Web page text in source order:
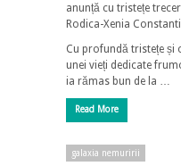
anunță cu tristețe
Rodica-Xenia
Cu profundă tristețe și
unei vieți dedicate
ia rămas bun de la …
Read More
galaxia nemuririi